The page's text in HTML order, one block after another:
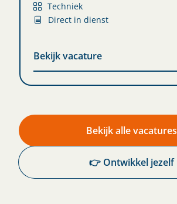
Techniek
Direct in dienst
Bekijk vacature
Bekijk alle vacatures
👉 Ontwikkel jezelf